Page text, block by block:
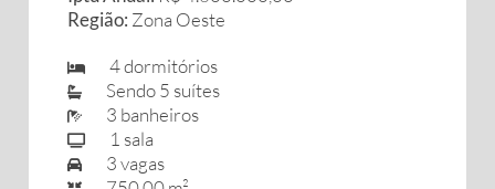
Região: Zona Oeste
4 dormitórios
Sendo 5 suítes
3 banheiros
1 sala
3 vagas